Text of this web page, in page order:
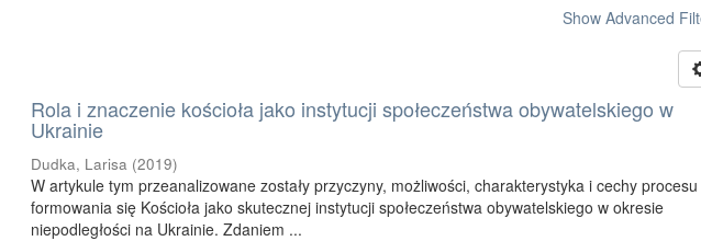
Show Advanced
Rola i znaczenie kościoła jako instytucji społeczeństwa obywatelskiego w
Ukrainie
Dudka, Larisa (2019)
W artykule tym przeanalizowane zostały przyczyny, możliwości, charakterystyka i cechy procesu
formowania się Kościoła jako skutecznej instytucji społeczeństwa obywatelskiego w okresie
niepodległości na Ukrainie. Zdaniem ...